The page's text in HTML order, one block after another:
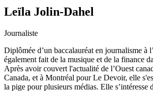
Leïla Jolin-Dahel
Journaliste
Diplômée d’un baccalauréat en journalisme à
également fait de la musique et de la finance
Après avoir couvert l'actualité de l’Ouest
Canada, et à Montréal pour Le Devoir, elle
la pige pour plusieurs médias. Elle s’intéresse